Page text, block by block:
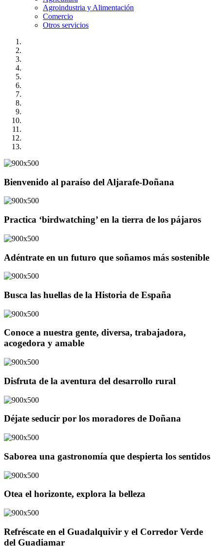
Agroindustria y Alimentación
Comercio
Otros servicios
Bienvenido al paraíso del Aljarafe-Doñana
Practica ‘birdwatching’ en la tierra de los pájaros
Adéntrate en un futuro que soñamos más sostenible
Busca las huellas de la Historia de España
Conoce a nuestra gente, diversa, trabajadora,
acogedora y amable
Disfruta de la aventura del desarrollo rural
Déjate seducir por los moradores de Doñana
Saborea una gastronomía que despierta los sentidos
Otea el horizonte, explora la belleza
Refréscate en el Guadalquivir y el Corredor Verde
del Guadiamar